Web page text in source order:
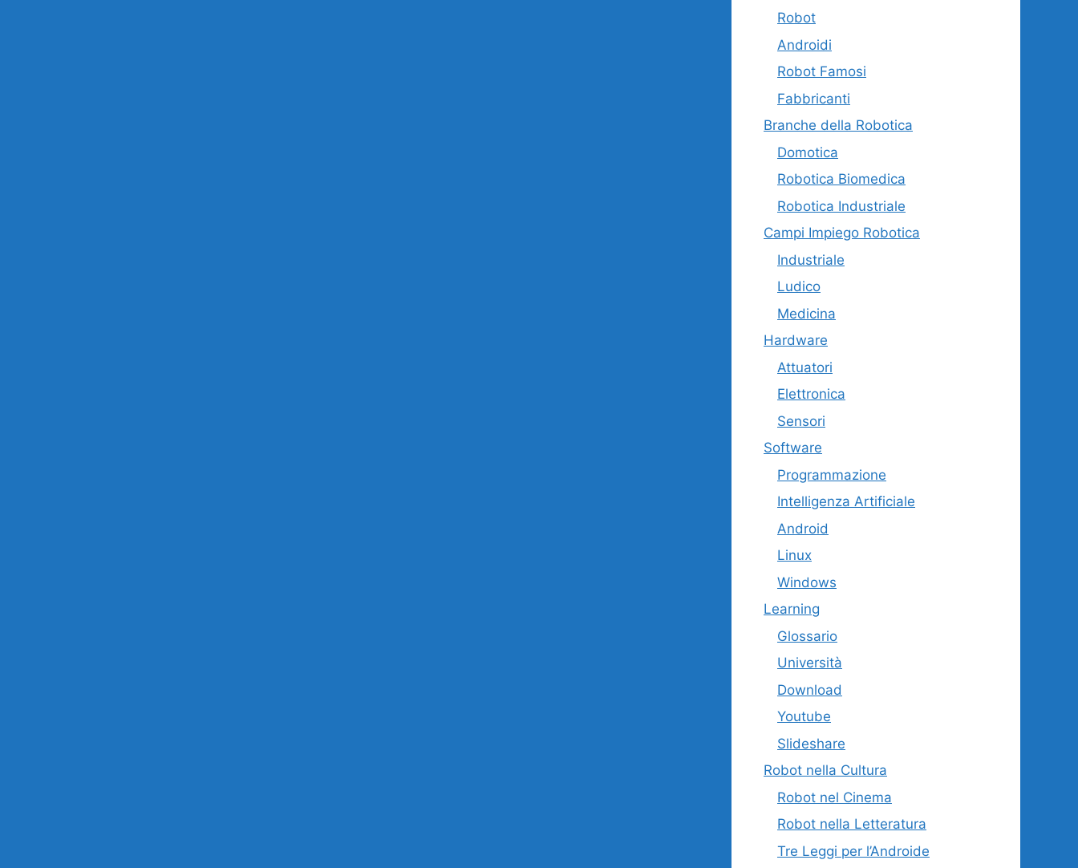
Robot
Androidi
Robot Famosi
Fabbricanti
Branche della Robotica
Domotica
Robotica Biomedica
Robotica Industriale
Campi Impiego Robotica
Industriale
Ludico
Medicina
Hardware
Attuatori
Elettronica
Sensori
Software
Programmazione
Intelligenza Artificiale
Android
Linux
Windows
Learning
Glossario
Università
Download
Youtube
Slideshare
Robot nella Cultura
Robot nel Cinema
Robot nella Letteratura
Tre Leggi per l’Androide